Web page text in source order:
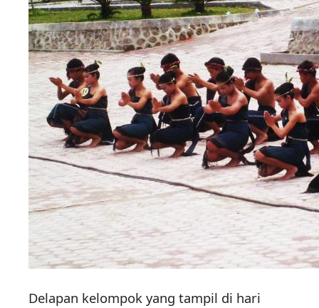
Delapan kelompok yang tampil di hari